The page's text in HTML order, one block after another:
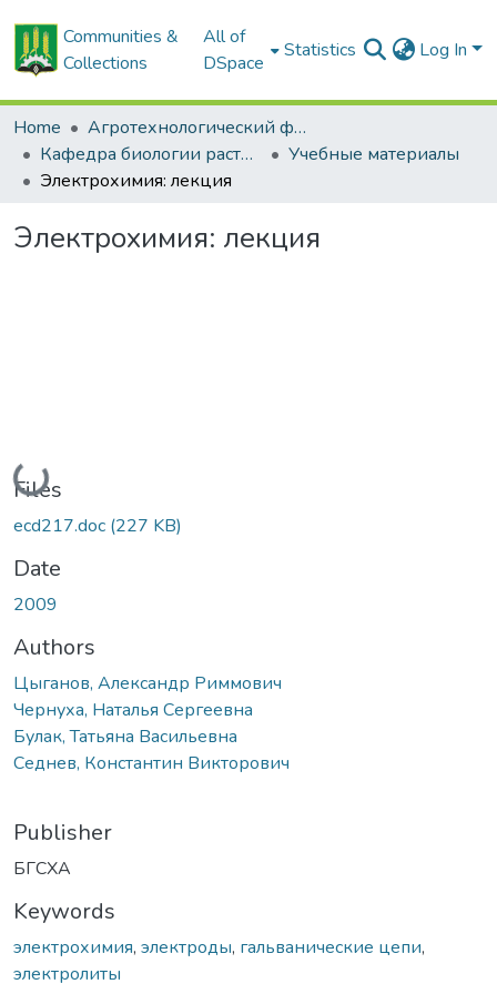
Communities &
Collections
All of
DSpace
Statistics Log In
Home
Агротехнологический факультет
Кафедра биологии растений и химии
Учебные материалы
Электрохимия: лекция
Электрохимия: лекция
Loading...
Files
ecd217.doc (227 KB)
Date
2009
Authors
Цыганов, Александр Риммович
Чернуха, Наталья Сергеевна
Булак, Татьяна Васильевна
Седнев, Константин Викторович
Publisher
БГСХА
Keywords
электрохимия, электроды, гальванические цепи,
электролиты